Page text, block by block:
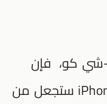
شي كو، فإن
الشاشة الأكبر على iPhone 16 Pro ستجعل من